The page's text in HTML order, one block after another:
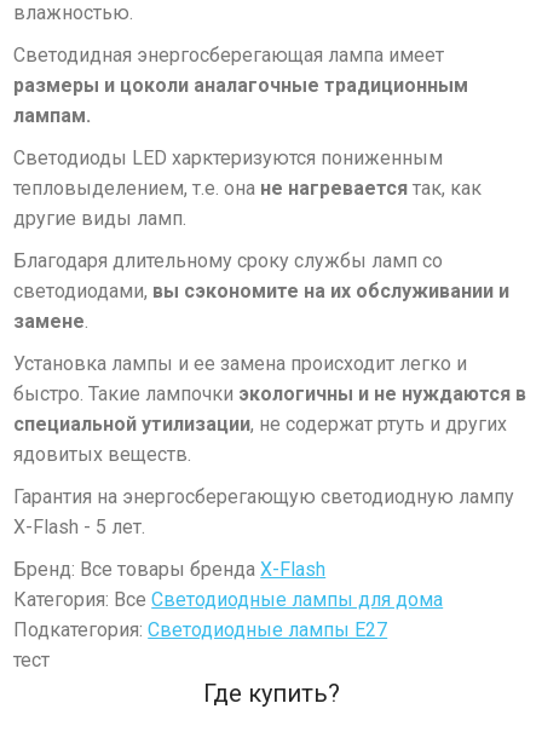
влажностью.
Светодидная энергосберегающая лампа имеет
размеры и цоколи аналагочные традиционным
лампам.
Светодиоды LED харктеризуются пониженным
тепловыделением, т.е. она не нагревается так, как
другие виды ламп.
Благодаря длительному сроку службы ламп со
светодиодами, вы сэкономите на их обслуживании и
замене.
Установка лампы и ее замена происходит легко и
быстро. Такие лампочки экологичны и не нуждаются в
специальной утилизации, не содержат ртуть и других
ядовитых веществ.
Гарантия на энергосберегающую светодиодную лампу
X-Flash - 5 лет.
Бренд: Все товары брендаX-Flash
Категория: ВсеСветодиодные лампы для дома
Подкатегория:Светодиодные лампы E27
тест
Где купить?